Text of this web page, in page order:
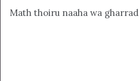
Math thoiru naaha wa gharrad